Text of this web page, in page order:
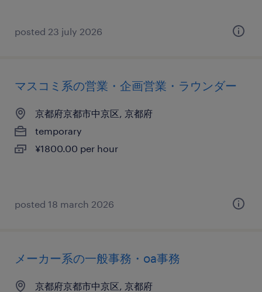
posted 23 july 2026
マスコミ系の営業・企画営業・ラウンダー
京都府京都市中京区, 京都府
temporary
¥1800.00 per hour
posted 18 march 2026
メーカー系の一般事務・oa事務
京都府京都市中京区, 京都府